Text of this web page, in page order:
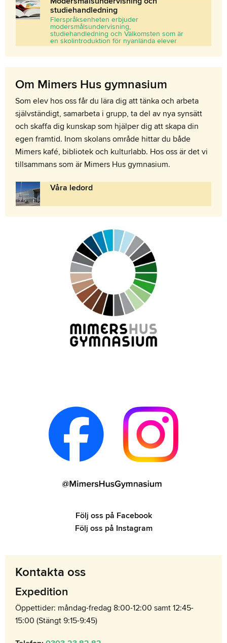
studiehandledning
Flerspråksenheten erbjuder
modersmålsundervisning,
studiehandledning och Välkomsten som är
en skolintroduktion för nyanlända elever
Om Mimers Hus gymnasium
Som elev hos oss får du lära dig att tänka och arbeta
självständigt, samarbeta i grupp, ta del av nya synsätt
och skaffa dig kunskap som hjälper dig att skapa din
egen framtid. Inom skolans område hittar du både
Mimers kafé, bibliotek och kulturlabb. Hos oss är det vi
tillsammans som är Mimers Hus gymnasium.
Våra ledord
Följ oss på Facebook
Följ oss på Instagram
Kontakta oss
Expedition
Öppettider: måndag-fredag 8:00-12:00 samt 12:45-
15:00 (Stängt 9:15-9:45)